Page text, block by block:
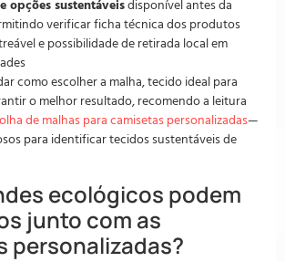
opções sustentáveisdisponível antes da
verificar ficha técnica dos produtos
e possibilidade de retirada local em
como escolher a malha, tecido ideal para
o melhor resultado, recomendo a leitura
de malhas para camisetas personalizadas—
para identificar tecidos sustentáveis de
ecológicos podem
junto com as
personalizadas?